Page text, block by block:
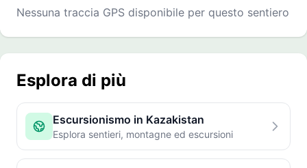
Nessuna traccia GPS disponibile per questo sentiero
Esplora di più
Escursionismo in Kazakistan
Esplora sentieri, montagne ed escursioni